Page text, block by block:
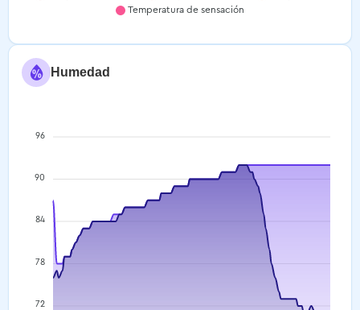
Temperatura de sensación
Humedad
96
90
84
78
72